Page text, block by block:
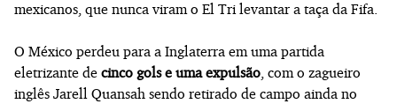
mexicanos, que nunca viram o El Tri levantar a taça da Fifa.
O México perdeu para a Inglaterra em uma partida
eletrizante de cinco gols e uma expulsão , com o zagueiro
inglês Jarell Quansah sendo retirado de campo ainda no